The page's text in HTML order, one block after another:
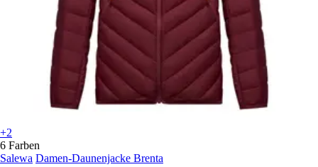
+2
6 Farben
Salewa Damen-Daunenjacke Brenta